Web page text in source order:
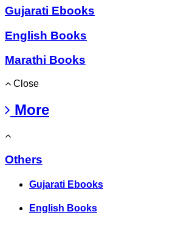
Gujarati Ebooks
English Books
Marathi Books
Close
More
Others
Gujarati Ebooks
English Books